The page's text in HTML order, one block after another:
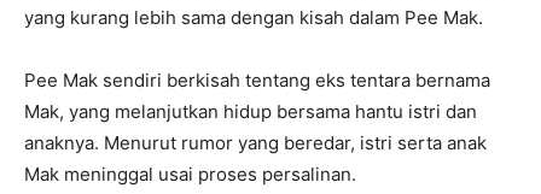
yang kurang lebih sama dengan kisah dalam Pee Mak.
Pee Mak sendiri berkisah tentang eks tentara bernama
Mak, yang melanjutkan hidup bersama hantu istri dan
anaknya. Menurut rumor yang beredar, istri serta anak
Mak meninggal usai proses persalinan.